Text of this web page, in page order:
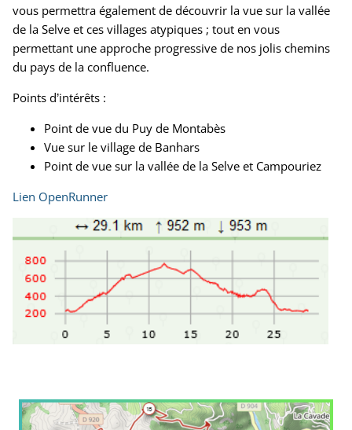
vous permettra également de découvrir la vue sur la vallée
de la Selve et ces villages atypiques ; tout en vous
permettant une approche progressive de nos jolis chemins
du pays de la confluence.
Points d’intérêts :
Point de vue du Puy de Montabès
Vue sur le village de Banhars
Point de vue sur la vallée de la Selve et Campouriez
Lien OpenRunner